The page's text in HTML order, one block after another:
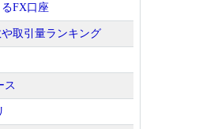
FX口座
取引量ランキング
ス